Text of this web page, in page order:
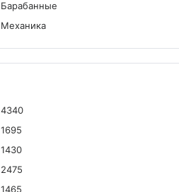
Барабанные
Механика
4340
1695
1430
2475
1465